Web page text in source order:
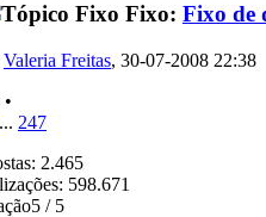
Fixo: Fixo de
Valeria Freitas, 30-07-2008 22:38
•
... 247
2.465
598.671
/ 5